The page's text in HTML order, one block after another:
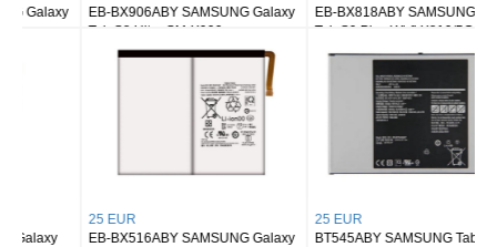
EB-BX906ABY SAMSUNG Galaxy
Tab S8 Ultra SM-X900
EB-BX818ABY SAMSUNG Galaxy
Tab S9 Plus Wi-fi X810/5G X816
EB-BX516ABY SAMSUNG Galaxy
BT545ABY SAMSUNG Tab Active